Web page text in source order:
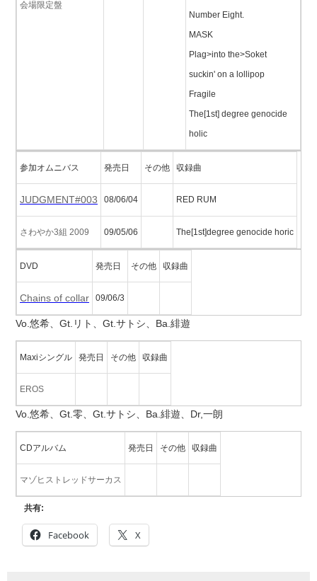
会場限定盤
Number Eight.
MASK
Plag>into the>Soket
suckin' on a lollipop
Fragile
The[1st] degree genocide
holic
参加オムニバス 発売日 その他 収録曲
JUDGMENT#003 08/06/04 RED RUM
さわやか3組 2009 09/05/06 The[1st]degree genocide horic
DVD 発売日 その他 収録曲
Chains of collar 09/06/3
Vo.悠希、Gt.リト、Gt.サトシ、Ba.緋遊
Maxiシングル 発売日 その他 収録曲
EROS
Vo.悠希、Gt.零、Gt.サトシ、Ba.緋遊、Dr,一朗
CDアルバム 発売日 その他 収録曲
マゾヒストレッドサーカス
共有:
Facebook X